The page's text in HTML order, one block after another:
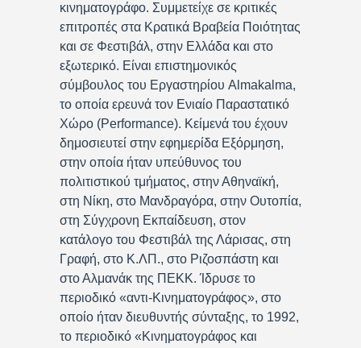
κινηματογράφο. Συμμετείχε σε κριτικές
επιτροπές στα Κρατικά Βραβεία Ποιότητας
και σε Φεστιβάλ, στην Ελλάδα και στο
εξωτερικό. Είναι επιστημονικός
σύμβουλος του Εργαστηρίου Almakalma,
το οποία ερευνά τον Ενιαίο Παραστατικό
Χώρο (Performance). Κείμενά του έχουν
δημοσιευτεί στην εφημερίδα Εξόρμηση,
στην οποία ήταν υπεύθυνος του
πολιτιστικού τμήματος, στην Αθηναϊκή,
στη Νίκη, στο Μανδραγόρα, στην Ουτοπία,
στη Σύγχρονη Εκπαίδευση, στον
κατάλογο του Φεστιβάλ της Λάρισας, στη
Γραφή, στο Κ.ΛΠ., στο Ριζοσπάστη και
στο Αλμανάκ της ΠΕΚΚ. Ίδρυσε το
περιοδικό «αντι-Κινηματογράφος», στο
οποίο ήταν διευθυντής σύνταξης, το 1992,
το περιοδικό «Κινηματογράφος και